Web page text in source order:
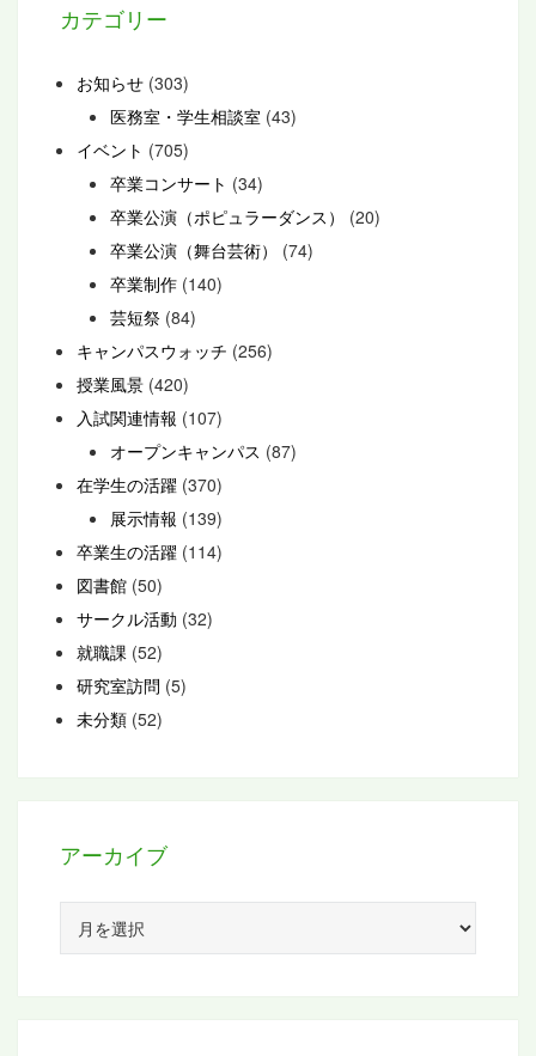
カテゴリー
お知らせ (303)
医務室・学生相談室 (43)
イベント (705)
卒業コンサート (34)
卒業公演（ポピュラーダンス）
(20)
卒業公演（舞台芸術）
(74)
卒業制作 (140)
芸短祭 (84)
キャンパスウォッチ (256)
授業風景 (420)
入試関連情報 (107)
オープンキャンパス (87)
在学生の活躍 (370)
展示情報 (139)
卒業生の活躍 (114)
図書館 (50)
サークル活動 (32)
就職課 (52)
研究室訪問 (5)
未分類 (52)
アーカイブ
カ